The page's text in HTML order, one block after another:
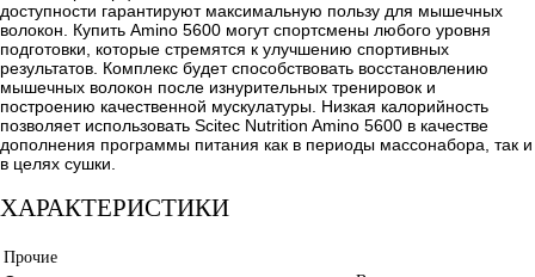
доступности гарантируют максимальную пользу для мышечных
волокон. Купить Amino 5600 могут спортсмены любого уровня
подготовки, которые стремятся к улучшению спортивных
результатов. Комплекс будет способствовать восстановлению
мышечных волокон после изнурительных тренировок и
построению качественной мускулатуры. Низкая калорийность
позволяет использовать Scitec Nutrition Amino 5600 в качестве
дополнения программы питания как в периоды массонабора, так и
в целях сушки.
ХАРАКТЕРИСТИКИ
Прочие